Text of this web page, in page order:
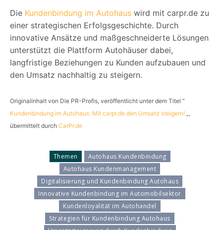
Die Kundenbindung im Autohaus wird mit carpr.de zu
einer strategischen Erfolgsgeschichte. Durch
innovative Ansätze und maßgeschneiderte Lösungen
unterstützt die Plattform Autohäuser dabei,
langfristige Beziehungen zu Kunden aufzubauen und
den Umsatz nachhaltig zu steigern.
Originalinhalt von Die PR-Profis, veröffentlicht unter dem Titel “
Kundenbindung im Autohaus: Mit carpr.de den Umsatz steigern!
übermittelt durch CarPr.de
Themen
Autohaus Kundenbindung
Autohaus Kundenmanagement
Digitalisierung und Kundenbindung Autohaus
Innovative Kundenbindung im Automobilsektor
Kundenloyalität im Autohandel
Strategien für Kundenbindung Autohaus